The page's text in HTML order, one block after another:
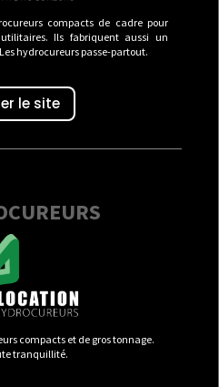
compacts de cadre pour
Ils fabriquent aussi un
hydrocureurs passe-partout.
le site
compacts et de gros tonnage.
tranquillité.